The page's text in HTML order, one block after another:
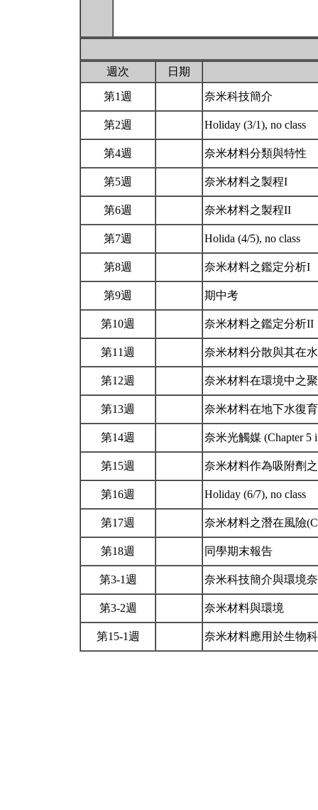
週次 日期
第1週 奈米科技簡介
第2週 Holiday (3/1), no class
第4週 奈米材料分類與特性
第5週 奈米材料之製程I
第6週 奈米材料之製程II
第7週 Holida (4/5), no class
第8週 奈米材料之鑑定分析I
第9週 期中考
第10週 奈米材料之鑑定分析II
第11週 奈米材料分散與其在
第12週 奈米材料在環境中之
第13週 奈米材料在地下水復
第14週 奈米光觸媒 (Chapter 5
第15週 奈米材料作為吸附劑之
第16週 Holiday (6/7), no class
第17週 奈米材料之潛在風險
第18週 同學期末報告
第3-1週 奈米科技簡介與環境
第3-2週 奈米材料與環境
第15-1週 奈米材料應用於生物科